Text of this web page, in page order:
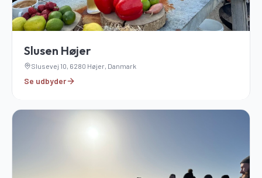
Slusen Højer
Slusevej 10, 6280 Højer, Danmark
Se udbyder